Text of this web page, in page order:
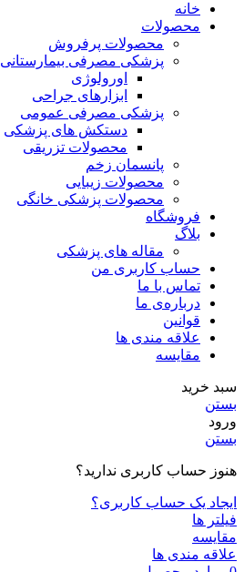
خانه
محصولات
محصولات پرفروش
پزشکی مصرفی بیمارستانی
اورولوژی
ابزارهای جراحی
پزشکی مصرفی عمومی
دستکش های پزشکی
محصولات تزریقی
پانسمان زخم
محصولات زیبایی
محصولات پزشکی خانگی
فروشگاه
بلاگ
مقاله های پزشکی
حساب کاربری من
تماس با ما
درباره‌ی ما
قوانین
علاقه مندی ها
مقایسه
سبد خرید
بستن
ورود
بستن
هنوز حساب کاربری ندارید؟
ایجاد یک حساب کاربری؟
فیلتر ها
مقایسه
علاقه مندی ها